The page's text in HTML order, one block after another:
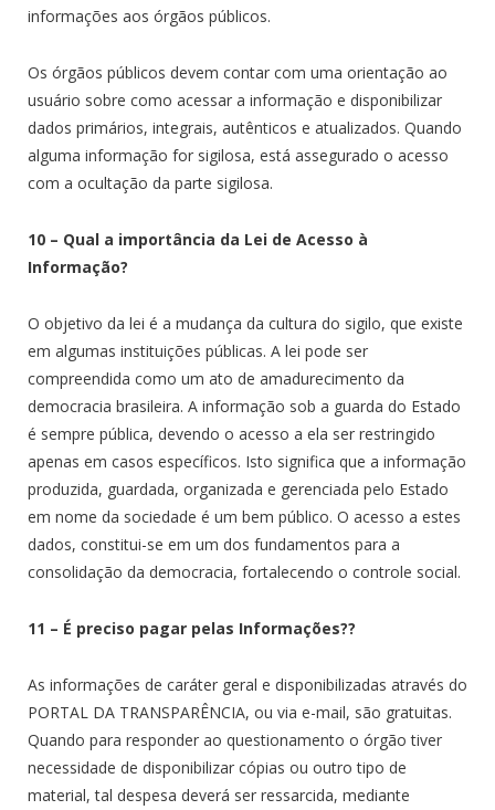
informações aos órgãos públicos.
Os órgãos públicos devem contar com uma orientação ao
usuário sobre como acessar a informação e disponibilizar
dados primários, integrais, autênticos e atualizados. Quando
alguma informação for sigilosa, está assegurado o acesso
com a ocultação da parte sigilosa.
10 – Qual a importância da Lei de Acesso à
Informação?
O objetivo da lei é a mudança da cultura do sigilo, que existe
em algumas instituições públicas. A lei pode ser
compreendida como um ato de amadurecimento da
democracia brasileira. A informação sob a guarda do Estado
é sempre pública, devendo o acesso a ela ser restringido
apenas em casos específicos. Isto significa que a informação
produzida, guardada, organizada e gerenciada pelo Estado
em nome da sociedade é um bem público. O acesso a estes
dados, constitui-se em um dos fundamentos para a
consolidação da democracia, fortalecendo o controle social.
11 – É preciso pagar pelas Informações??
As informações de caráter geral e disponibilizadas através do
PORTAL DA TRANSPARÊNCIA, ou via e-mail, são gratuitas.
Quando para responder ao questionamento o órgão tiver
necessidade de disponibilizar cópias ou outro tipo de
material, tal despesa deverá ser ressarcida, mediante